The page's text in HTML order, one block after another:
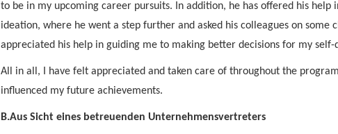
to be in my upcoming career pursuits. In addition, he has offered his
ideation, where he went a step further and asked his colleagues on
appreciated his help in guiding me to making better decisions for my self-
All in all, I have felt appreciated and taken care of throughout the
influenced my future achievements.
B.Aus Sicht eines betreuenden Unternehmensvertreters